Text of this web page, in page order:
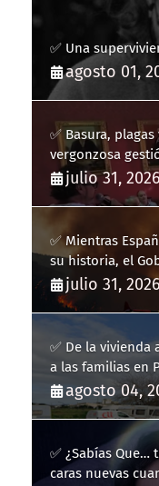
✅ Una
agosto 01,
✅ Basura,
vergonzosa
Llucmajor
julio 31, 2026
✅ Mientras
su historia, el
hidroaviones por
julio 31,
✅ De la vivienda
a las familias en
fracaso heredado
agosto 04,
✅ ¿Sabías
caras nuevas